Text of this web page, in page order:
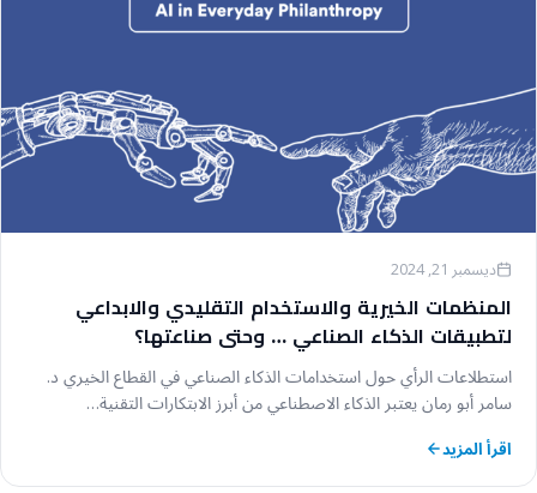
ديسمبر 21, 2024
المنظمات الخيرية والاستخدام التقليدي والابداعي
لتطبيقات الذكاء الصناعي … وحتى صناعتها؟
استطلاعات الرأي حول استخدامات الذكاء الصناعي في القطاع الخيري د.
سامر أبو رمان يعتبر الذكاء الاصطناعي من أبرز الابتكارات التقنية…
اقرأ المزيد